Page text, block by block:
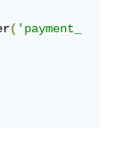
('payment_